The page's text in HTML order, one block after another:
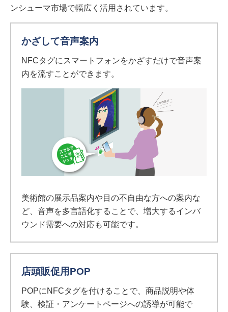
ンシューマ市場で幅広く活用されています。
かざして音声案内
NFCタグにスマートフォンをかざすだけで音声案
内を流すことができます。
美術館の展示品案内や目の不自由な方への案内な
ど、音声を多言語化することで、増大するインバ
ウンド需要への対応も可能です。
店頭販促用POP
POPにNFCタグを付けることで、商品説明や体
験、検証・アンケートページへの誘導が可能で